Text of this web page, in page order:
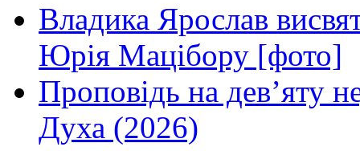
Владика Ярослав
Юрія Мацібору [фото]
Проповідь на дев’яту
Духа (2026)